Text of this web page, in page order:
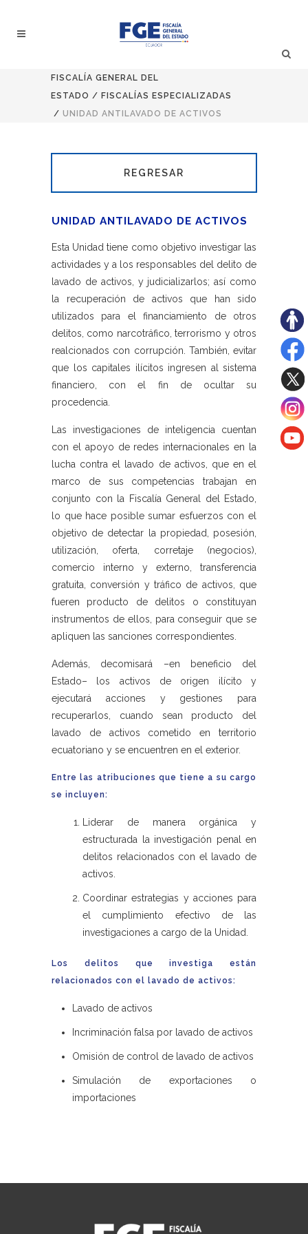
FISCALÍA GENERAL DEL
ESTADO / FISCALÍAS ESPECIALIZADAS
/ UNIDAD ANTILAVADO DE ACTIVOS
REGRESAR
UNIDAD ANTILAVADO DE ACTIVOS
Esta Unidad tiene como objetivo investigar las
actividades y a los responsables del delito de
lavado de activos, y judicializarlos; así como
la recuperación de activos que han sido
utilizados para el financiamiento de otros
delitos, como narcotráfico, terrorismo y otros
realcionados con corrupción. También, evitar
que los capitales ilícitos ingresen al sistema
financiero, con el fin de ocultar su
procedencia.
Las investigaciones de inteligencia cuentan
con el apoyo de redes internacionales en la
lucha contra el lavado de activos, que en el
marco de sus competencias trabajan en
conjunto con la Fiscalía General del Estado,
lo que hace posible sumar esfuerzos con el
objetivo de detectar la propiedad, posesión,
utilización, oferta, corretaje (negocios),
comercio interno y externo, transferencia
gratuita, conversión y tráfico de activos, que
fueren producto de delitos o constituyan
instrumentos de ellos, para conseguir que se
apliquen las sanciones correspondientes.
Además, decomisará –en beneficio del
Estado– los activos de origen ilícito y
ejecutará acciones y gestiones para
recuperarlos, cuando sean producto del
lavado de activos cometido en territorio
ecuatoriano y se encuentren en el exterior.
Entre las atribuciones que tiene a su cargo
se incluyen:
Liderar de manera orgánica y
estructurada la investigación penal en
delitos relacionados con el lavado de
activos.
Coordinar estrategias y acciones para
el cumplimiento efectivo de las
investigaciones a cargo de la Unidad.
Los delitos que investiga están
relacionados con el lavado de activos:
Lavado de activos
Incriminación falsa por lavado de activos
Omisión de control de lavado de activos
Simulación de exportaciones o
importaciones